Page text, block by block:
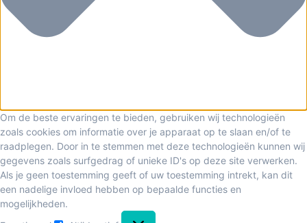
Om de beste ervaringen te bieden, gebruiken wij technologieën
zoals cookies om informatie over je apparaat op te slaan en/of te
raadplegen. Door in te stemmen met deze technologieën kunnen wij
gegevens zoals surfgedrag of unieke ID's op deze site verwerken.
Als je geen toestemming geeft of uw toestemming intrekt, kan dit
een nadelige invloed hebben op bepaalde functies en
mogelijkheden.